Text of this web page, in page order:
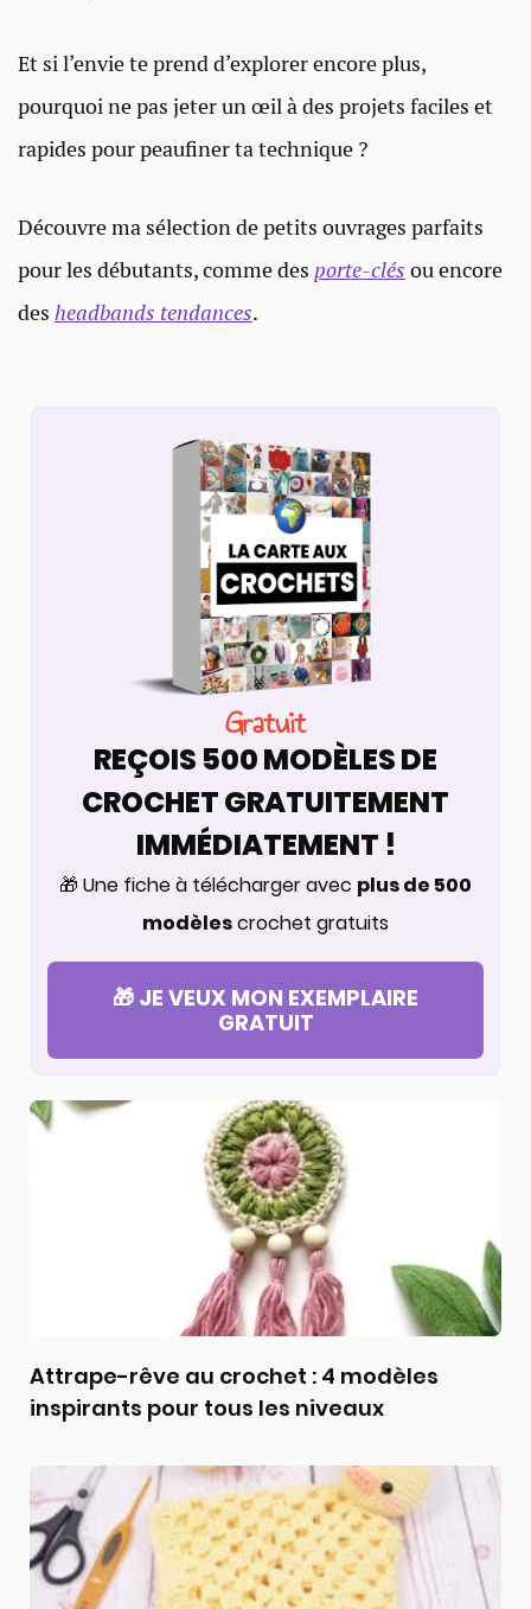
Et si l’envie te prend d’explorer encore plus,
pourquoi ne pas jeter un œil à des projets faciles et
rapides pour peaufiner ta technique ?
Découvre ma sélection de petits ouvrages parfaits
pour les débutants, comme des porte-clés ou encore
des headbands tendances.
Gratuit
REÇOIS 500 MODÈLES DE
CROCHET GRATUITEMENT
IMMÉDIATEMENT !
🎁 Une fiche à télécharger avec plus de 500
modèlescrochet gratuits
🎁 JE VEUX MON EXEMPLAIRE
GRATUIT
Attrape-rêve au crochet : 4 modèles
inspirants pour tous les niveaux